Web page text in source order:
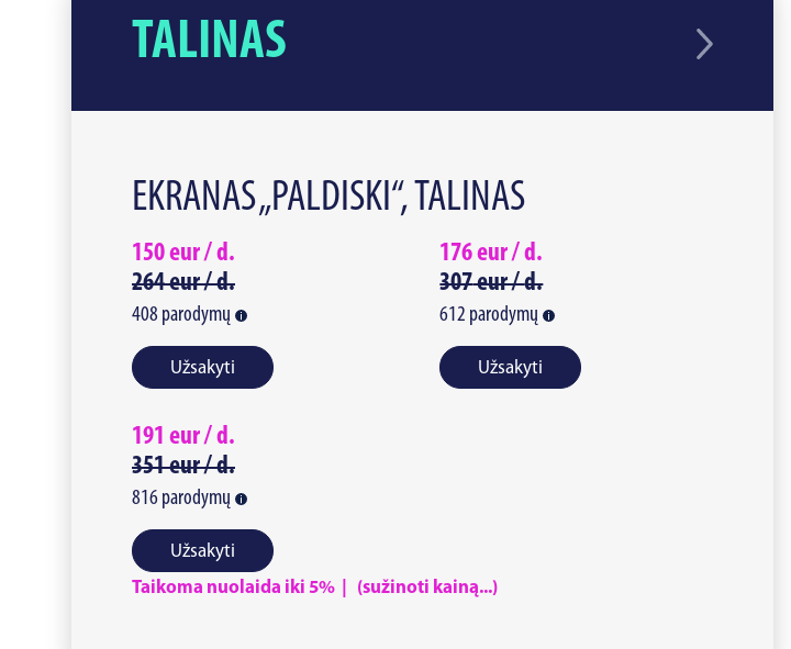
TALINAS
EKRANAS „PALDISKI“, TALINAS
150eur /d.
264eur /d.
408 parodymų
Užsakyti
176eur /d.
307eur /d.
612 parodymų
Užsakyti
191 eur /d.
351eur /d.
816 parodymų
Užsakyti
Taikoma nuolaida iki 5% | (sužinoti kainą...)